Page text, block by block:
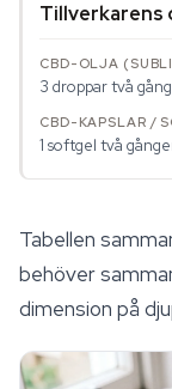
Tillverkarens
3 droppar två
1 softgel två
Tabellen
behöver
dimension på